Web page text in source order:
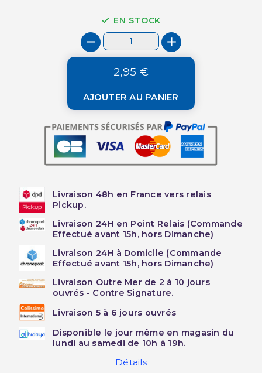
EN STOCK
2,95 €
AJOUTER AU PANIER
Livraison 48h en France vers relais
Pickup.
Livraison 24H en Point Relais (Commande
Effectué avant 15h, hors Dimanche)
Livraison 24H à Domicile (Commande
Effectué avant 15h, hors Dimanche)
Livraison Outre Mer de 2 à 10 jours
ouvrés - Contre Signature.
Livraison 5 à 6 jours ouvrés
Disponible le jour même en magasin du
lundi au samedi de 10h à 19h.
Détails